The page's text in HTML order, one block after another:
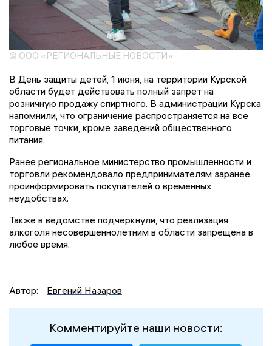
© ООО «РЕГИОНАЛЬНЫЕ НОВОСТИ»
В День защиты детей, 1 июня, на территории Курской
области будет действовать полный запрет на
розничную продажу спиртного. В администрации Курска
напомнили, что ограничение распространяется на все
торговые точки, кроме заведений общественного
питания.
Ранее региональное министерство промышленности и
торговли рекомендовало предпринимателям заранее
проинформировать покупателей о временных
неудобствах.
Также в ведомстве подчеркнули, что реализация
алкоголя несовершеннолетним в области запрещена в
любое время.
Автор: Евгений Назаров
Комментируйте наши новости: